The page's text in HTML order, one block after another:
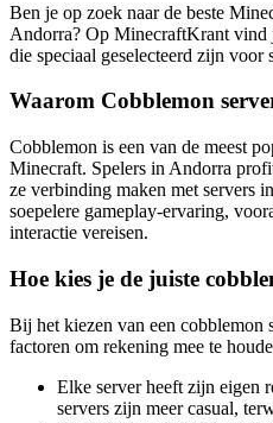
Ben je op zoek naar de beste
Andorra? Op MinecraftKrant vind
die speciaal geselecteerd zijn voor
Waarom Cobblemon
Cobblemon is een van de meest
Minecraft. Spelers in Andorra
ze verbinding maken met servers
soepelere gameplay-ervaring,
interactie vereisen.
Hoe kies je de juiste
Bij het kiezen van een cobblemon
factoren om rekening mee te
Elke server heeft zijn eigen
servers zijn meer casual,